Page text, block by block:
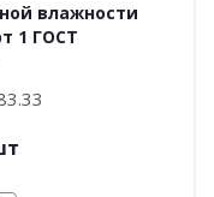
влажности
1 ГОСТ